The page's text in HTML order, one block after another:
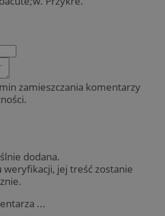
zamieszczania komentarzy
dodana.
jej treść zostanie
...